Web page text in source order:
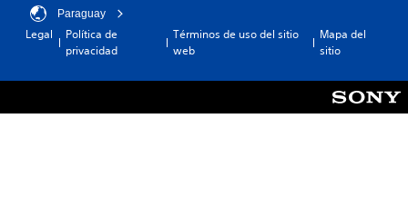
Paraguay
Legal
Política de
privacidad
Términos de uso del sitio
web
Mapa del
sitio